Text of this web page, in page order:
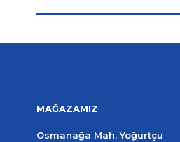
MAĞAZAMIZ
Osmanağa Mah. Yoğurtçu